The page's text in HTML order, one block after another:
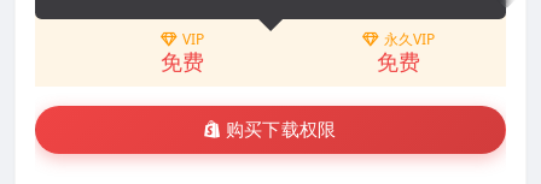
VIP
免费
永久VIP
免费
购买下载权限